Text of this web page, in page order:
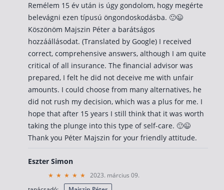
Remélem 15 év után is úgy gondolom, hogy megérte
belevágni ezen típusú öngondoskodásba. 🙂😉
Köszönöm Majszin Péter a barátságos
hozzáállásodat. (Translated by Google) I received
correct, comprehensive answers, although I am quite
critical of all insurance. The financial advisor was
prepared, I felt he did not deceive me with unfair
amounts. I could choose from many alternatives, he
did not rush my decision, which was a plus for me. I
hope that after 15 years I still think that it was worth
taking the plunge into this type of self-care. 🙂😉
Thank you Péter Majszin for your friendly attitude.
Eszter Simon
2023. március 09.